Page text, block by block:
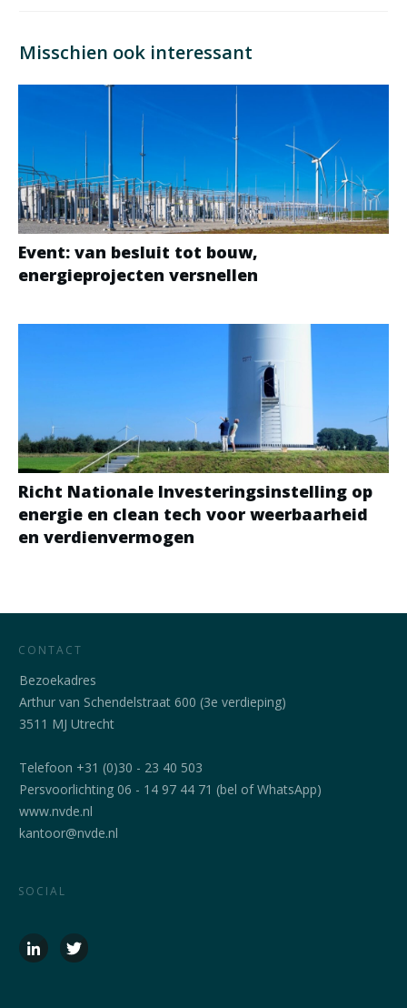
Misschien ook interessant
Event: van besluit tot bouw,
energieprojecten versnellen
Richt Nationale Investeringsinstelling op
energie en clean tech voor weerbaarheid
en verdienvermogen
CONTACT
Bezoekadres
Arthur van Schendelstraat 600 (3e verdieping)
3511 MJ Utrecht
Telefoon +31 (0)30 - 23 40 503
Persvoorlichting 06 - 14 97 44 71 (bel of WhatsApp)
www.nvde.nl
kantoor@nvde.nl
SOCIAL